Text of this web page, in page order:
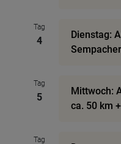
Tag
4
Dienstag:
Tag
5
Mittwoch:
ca. 50 km
Tag